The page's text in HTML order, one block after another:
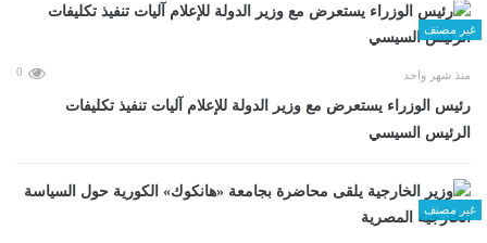
غير مصنف
منذ شهر واحد 0
رئيس الوزراء يستعرض مع وزير الدولة للإعلام آليات تنفيذ تكليفات
الرئيس السيسي
غير مصنف